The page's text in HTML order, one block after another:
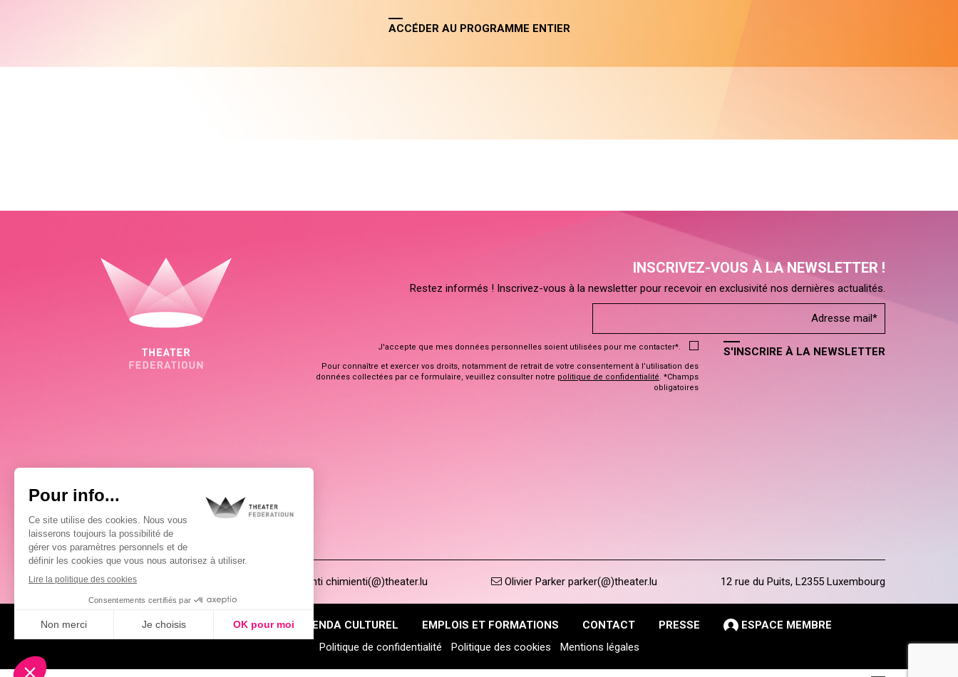
ACCÉDER AU PROGRAMME ENTIER
INSCRIVEZ-VOUS À LA NEWSLETTER !
Restez informés ! Inscrivez-vous à la newsletter pour recevoir en exclusivité nos dernières actualités.
J'accepte que mes données personnelles soient utilisées pour me contacter*.
Pour connaître et exercer vos droits, notamment de retrait de votre consentement à l’utilisation des
données collectées par ce formulaire, veuillez consulter notre politique de confidentialité. *Champs
obligatoires
S'INSCRIRE À LA NEWSLETTER
(00352) 2648 0946 Pablo Chimienti chimienti(@)theater.lu Olivier Parker parker(@)theater.lu 12 rue du Puits, L2355 Luxembourg
À PROPOS ACTUALITÉS AGENDA CULTUREL EMPLOIS ET FORMATIONS CONTACT PRESSE
ESPACE MEMBRE
Politique de confidentialité
Politique des cookies Mentions légales